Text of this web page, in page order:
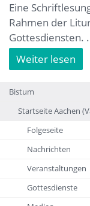
Eine
Rahmen der
Gottesdiensten.
Weiter lesen
Bistum
Startseite Aachen
Folgeseite
Nachrichten
Veranstaltungen
Gottesdienste